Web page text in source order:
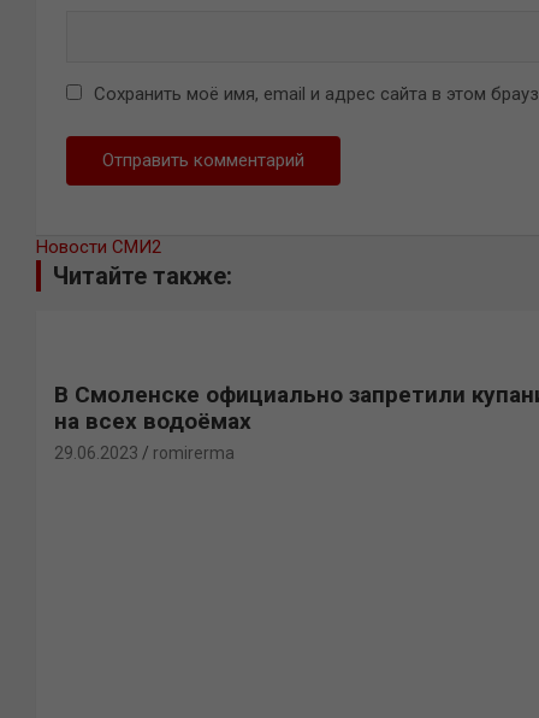
Сохранить моё имя, email и адрес сайта в этом
Новости СМИ2
Читайте также:
В Смоленске официально запретили
на всех водоёмах
29.06.2023 romirerma